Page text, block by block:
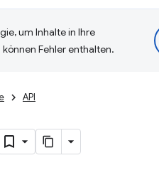
um Inhalte in Ihre
Fehler enthalten.
API